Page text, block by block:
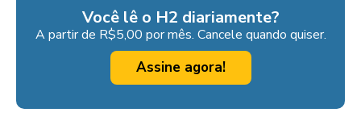
Você lê o H2 diariamente?
A partir de R$5,00 por mês. Cancele quando quiser.
Assine agora!